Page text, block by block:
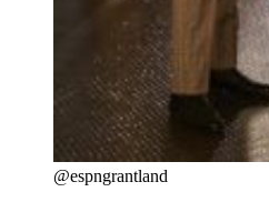
@espngrantland